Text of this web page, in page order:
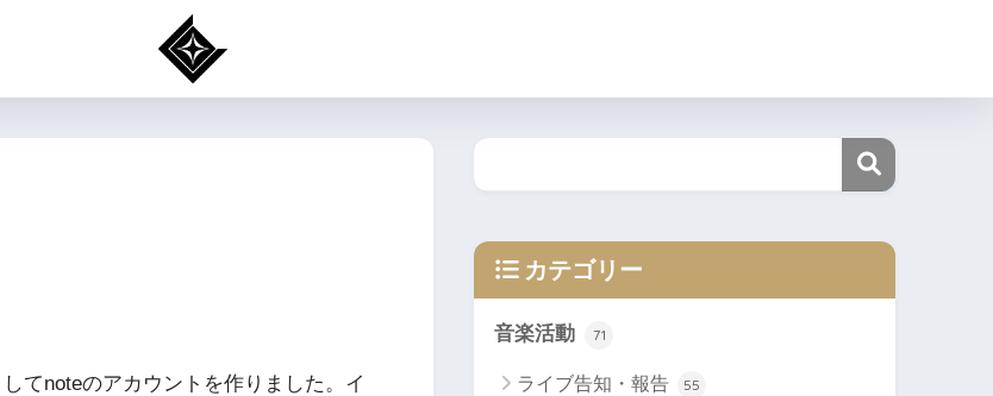
てnoteのアカウントを作りました。イ
カテゴリー
音楽活動 71
ライブ告知・報告 55